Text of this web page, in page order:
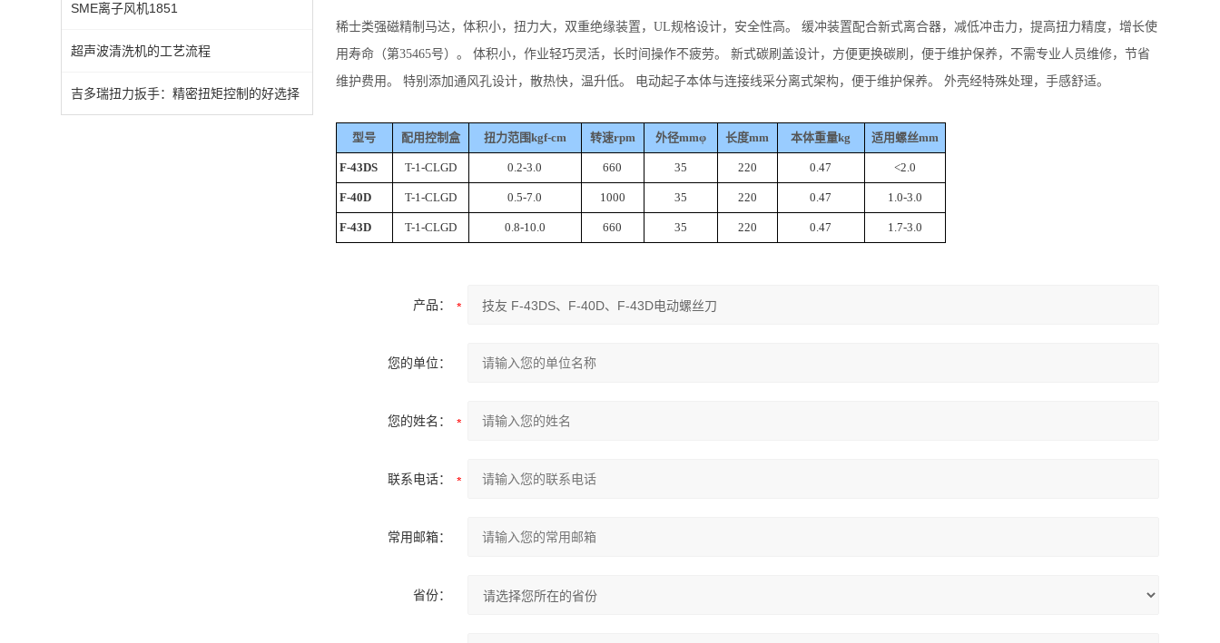
SME离子风机1851
超声波清洗机的工艺流程
吉多瑞扭力扳手：精密扭矩控制的好选择
稀士类强磁精制马达，体积小，扭力大，双重绝缘装置，UL规格设计，安全性高。 缓冲装置配合新式离合器，减低冲击力，提高扭力精度，增长使
用寿命（第35465号）。 体积小，作业轻巧灵活，长时间操作不疲劳。 新式碳刷盖设计，方便更换碳刷，便于维护保养，不需专业人员维修，节省
维护费用。 特别添加通风孔设计，散热快，温升低。 电动起子本体与连接线采分离式架构，便于维护保养。 外壳经特殊处理，手感舒适。
型号 配用控制盒 扭力范围kgf-cm 转速rpm 外径mmφ 长度mm 本体重量kg 适用螺丝mm
F-43DS T-1-CLGD 0.2-3.0 660 35 220 0.47 <2.0
F-40D T-1-CLGD 0.5-7.0 1000 35 220 0.47 1.0-3.0
F-43D T-1-CLGD 0.8-10.0 660 35 220 0.47 1.7-3.0
产品：
您的单位：
您的姓名：
联系电话：
常用邮箱：
省份：